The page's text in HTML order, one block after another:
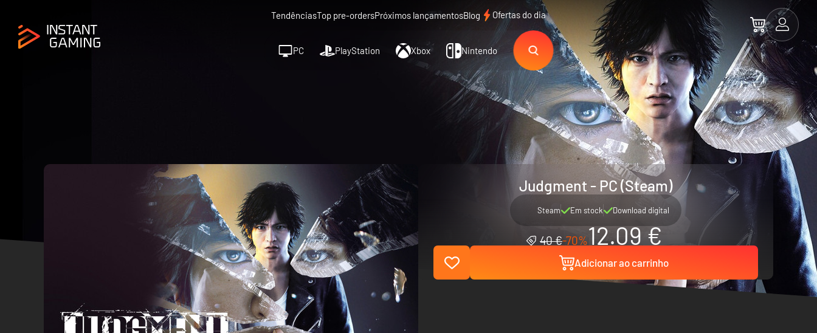
TendênciasTop pre-ordersPróximos lançamentosBlog Ofertas do dia
PC PlayStation Xbox Nintendo
Judgment - PC (Steam)
Steam Em stock Download digital
40 €-70%12.09 €
Adicionar ao carrinho